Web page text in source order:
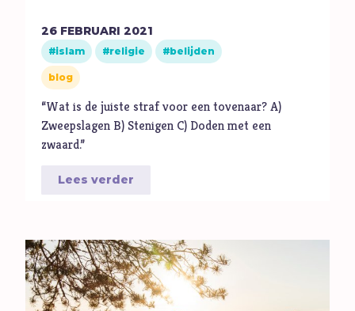
26 FEBRUARI 2021
islam religie belijden
blog
“Wat is de juiste straf voor een tovenaar? A)
Zweepslagen B) Stenigen C) Doden met een
zwaard.”
Lees verder